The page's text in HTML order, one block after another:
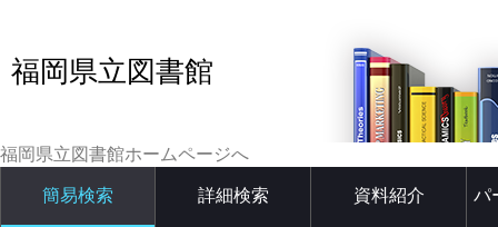
福岡県立図書館
福岡県立図書館ホームページへ
簡易検索 詳細検索 資料紹介 パ